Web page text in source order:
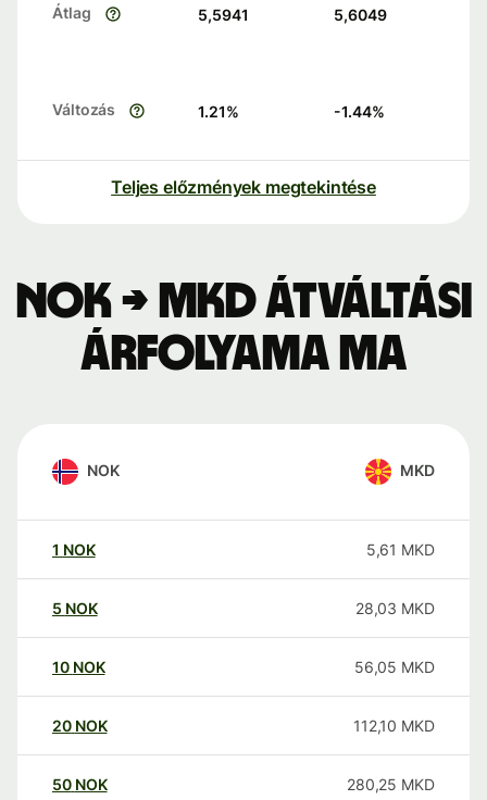
Átlag 5,5941 5,6049
Változás 1.21% -1.44%
Teljes előzmények megtekintése
NOK → MKD átváltási
árfolyama ma
NOK MKD
1 NOK 5,61 MKD
5 NOK 28,03 MKD
10 NOK 56,05 MKD
20 NOK 112,10 MKD
50 NOK 280,25 MKD